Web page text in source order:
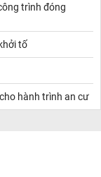
trình đóng
tố
hành trình an cư